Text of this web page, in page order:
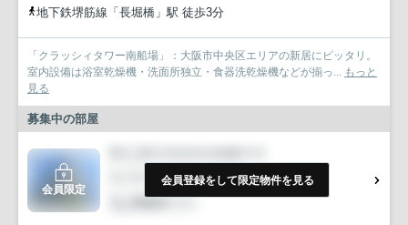
地下鉄堺筋線「長堀橋」駅 徒歩3分
「クラッシィタワー南船場」：大阪市中央区エリアの新居にピッタリ。
室内設備は浴室乾燥機・洗面所独立・食器洗乾燥機などが揃っ... もっと
見る
募集中の部屋
会員限定
会員登録をして限定物件を見る